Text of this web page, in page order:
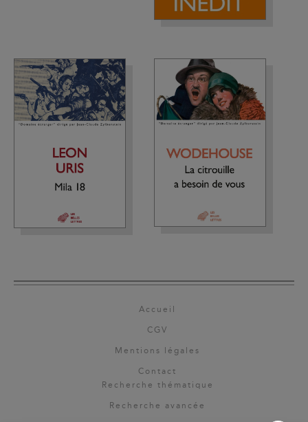
Accueil
CGV
Mentions légales
Contact
Recherche thématique
Recherche avancée